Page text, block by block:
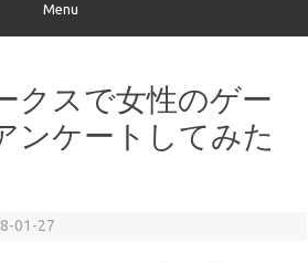
Menu
クスで女性のゲー
ンケートしてみた
01-27